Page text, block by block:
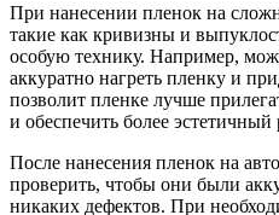
При нанесении пленок на
такие как кривизны и
особую технику. Например,
аккуратно нагреть пленку и
позволит пленке лучше
и обеспечить более эстетичный
После нанесения пленок на
проверить, чтобы они были
никаких дефектов. При